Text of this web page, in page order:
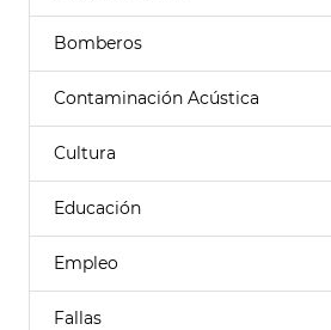
Bomberos
Contaminación Acústica
Cultura
Educación
Empleo
Fallas